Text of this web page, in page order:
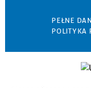
PEŁNE
POLITYKA